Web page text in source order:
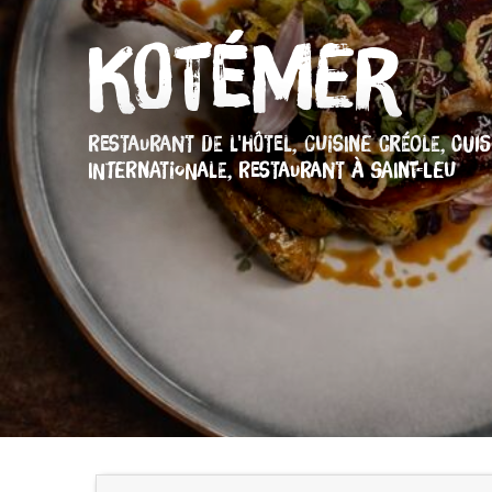
Kotémer
RESTAURANT DE L'HÔTEL,CUISINE CRÉOLE,
INTERNATIONALE,RESTAURANT À SAINT-LEU